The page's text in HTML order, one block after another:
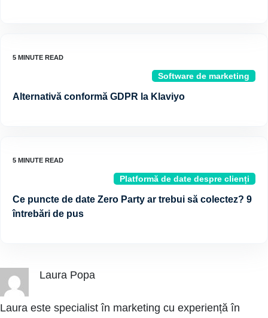
Software de marketing
Alternativă conformă GDPR la Klaviyo
Platformă de date despre clienți
Ce puncte de date Zero Party ar trebui să colectez? 9
întrebări de pus
Laura Popa
Laura este specialist în marketing cu experiență în